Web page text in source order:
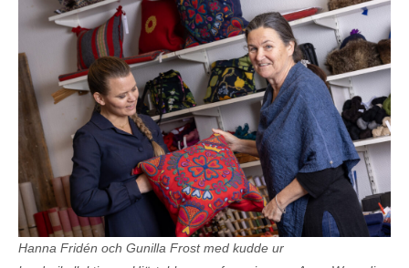
Hanna Fridén och Gunilla Frost med kudde ur